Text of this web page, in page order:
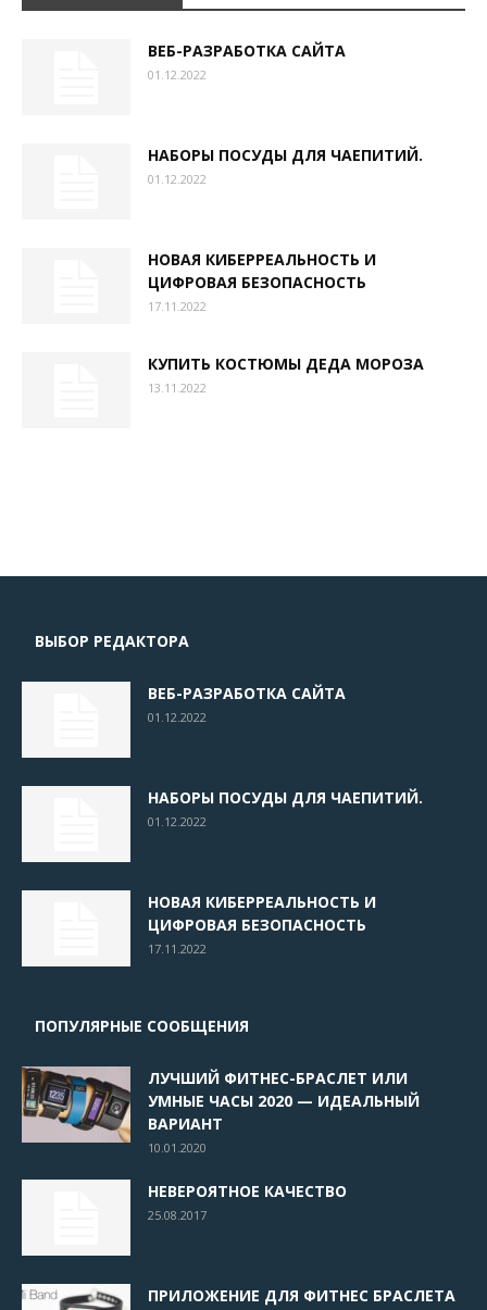
ВЕБ-РАЗРАБОТКА САЙТА
01.12.2022
НАБОРЫ ПОСУДЫ ДЛЯ ЧАЕПИТИЙ.
01.12.2022
НОВАЯ КИБЕРРЕАЛЬНОСТЬ И
ЦИФРОВАЯ БЕЗОПАСНОСТЬ
17.11.2022
КУПИТЬ КОСТЮМЫ ДЕДА МОРОЗА
13.11.2022
ВЫБОР РЕДАКТОРА
ВЕБ-РАЗРАБОТКА САЙТА
01.12.2022
НАБОРЫ ПОСУДЫ ДЛЯ ЧАЕПИТИЙ.
01.12.2022
НОВАЯ КИБЕРРЕАЛЬНОСТЬ И
ЦИФРОВАЯ БЕЗОПАСНОСТЬ
17.11.2022
ПОПУЛЯРНЫЕ СООБЩЕНИЯ
ЛУЧШИЙ ФИТНЕС-БРАСЛЕТ ИЛИ
УМНЫЕ ЧАСЫ 2020 — ИДЕАЛЬНЫЙ
ВАРИАНТ
10.01.2020
НЕВЕРОЯТНОЕ КАЧЕСТВО
25.08.2017
ПРИЛОЖЕНИЕ ДЛЯ ФИТНЕС БРАСЛЕТА